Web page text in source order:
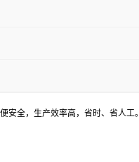
安全，生产效率高，省时、省人工。